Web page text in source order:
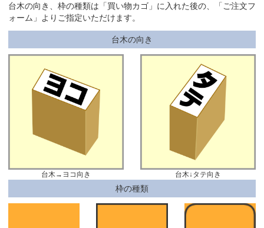
台木の向き、枠の種類は「買い物カゴ」に入れた後の、「ご注文フ
ォーム」よりご指定いただけます。
台木の向き
台木→ヨコ向き 台木↓タテ向き
枠の種類